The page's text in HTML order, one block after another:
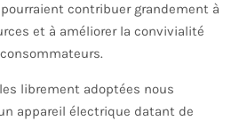
contribuer grandement à
et à améliorer la convivialité
librement adoptées nous
appareil électrique datant de